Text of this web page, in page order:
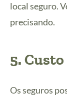
local seguro.
precisando.
5.
Os seguros